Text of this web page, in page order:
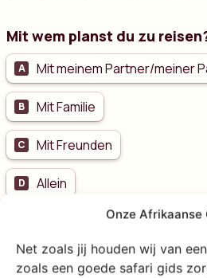
Onze Afrikaanse
Net zoals jij houden wij van
zoals een goede safari gids